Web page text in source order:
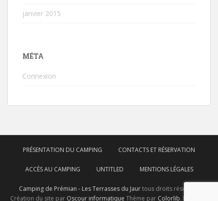
janvier 2015
MÉTA
Connexion
PRÉSENTATION DU CAMPING CONTACTS ET RÉSERVATION
ACCÈS AU CAMPING UNTITLED MENTIONS LÉGALES
Camping de Prémian - Les Terrasses du Jaurtous droits réservés.
Création du site par Oscour informatique Thème par Colorlib. Propulsé